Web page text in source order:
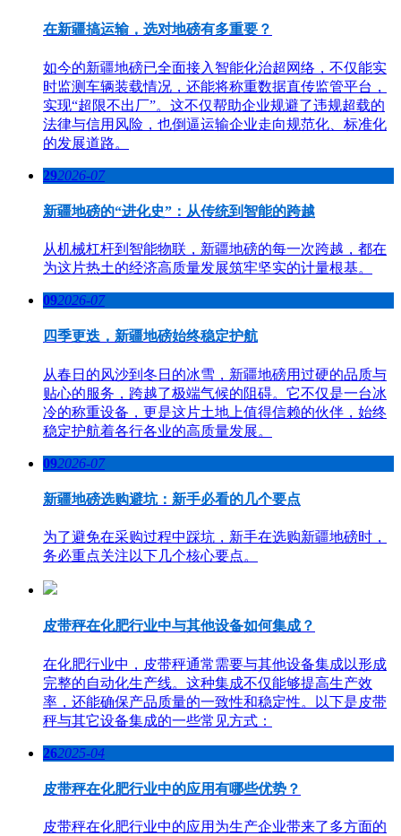
在新疆搞运输，选对地磅有多重要？
如今的新疆地磅已全面接入智能化治超网络，不仅能实
时监测车辆装载情况，还能将称重数据直传监管平台，
实现“超限不出厂”。这不仅帮助企业规避了违规超载的
法律与信用风险，也倒逼运输企业走向规范化、标准化
的发展道路。
292026-07
新疆地磅的“进化史”：从传统到智能的跨越
从机械杠杆到智能物联，新疆地磅的每一次跨越，都在
为这片热土的经济高质量发展筑牢坚实的计量根基。
092026-07
四季更迭，新疆地磅始终稳定护航
从春日的风沙到冬日的冰雪，新疆地磅用过硬的品质与
贴心的服务，跨越了极端气候的阻碍。它不仅是一台冰
冷的称重设备，更是这片土地上值得信赖的伙伴，始终
稳定护航着各行各业的高质量发展。
092026-07
新疆地磅选购避坑：新手必看的几个要点
为了避免在采购过程中踩坑，新手在选购新疆地磅时，
务必重点关注以下几个核心要点。
皮带秤在化肥行业中与其他设备如何集成？
在化肥行业中，皮带秤通常需要与其他设备集成以形成
完整的自动化生产线。这种集成不仅能够提高生产效
率，还能确保产品质量的一致性和稳定性。以下是皮带
秤与其它设备集成的一些常见方式：
262025-04
皮带秤在化肥行业中的应用有哪些优势？
皮带秤在化肥行业中的应用为生产企业带来了多方面的